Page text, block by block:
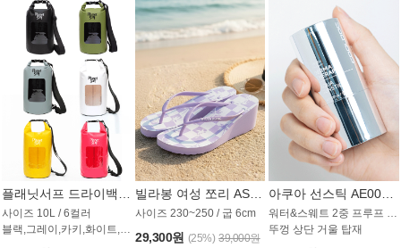
사이즈 10L / 6컬러
블랙,그레이,카키,화이트,옐로우,핑크
사이즈 230~250 / 굽 6cm
29,300원 (25%) 39,000원
워터&스웨트 2중 프루프 / SPF 50+
뚜껑 상단 거울 탑재